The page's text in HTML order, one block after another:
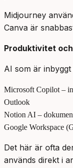
Midjourney
Canva är
Produktivitet
AI som är
Microsoft Copilot –
Outlook
Notion AI –
Google Workspace
Det här är ofta
används direkt i